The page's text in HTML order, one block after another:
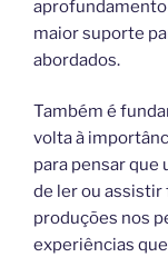
aprofundamento
maior suporte
abordados.
Também é
volta à
para pensar que
de ler ou assistir
produções nos
experiências